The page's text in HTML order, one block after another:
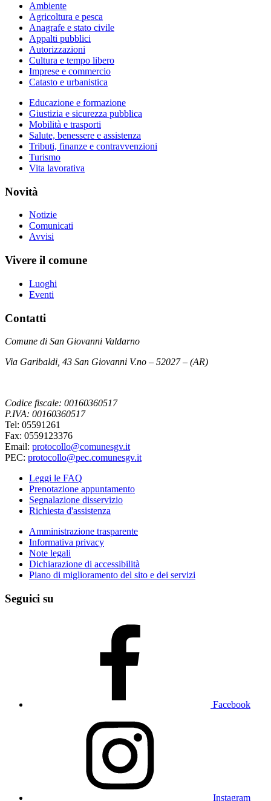
Ambiente
Agricoltura e pesca
Anagrafe e stato civile
Appalti pubblici
Autorizzazioni
Cultura e tempo libero
Imprese e commercio
Catasto e urbanistica
Educazione e formazione
Giustizia e sicurezza pubblica
Mobilità e trasporti
Salute, benessere e assistenza
Tributi, finanze e contravvenzioni
Turismo
Vita lavorativa
Novità
Notizie
Comunicati
Avvisi
Vivere il comune
Luoghi
Eventi
Contatti
Comune di San Giovanni Valdarno
Via Garibaldi, 43 San Giovanni V.no – 52027 – (AR)
Codice fiscale: 00160360517
P.IVA: 00160360517
Tel: 05591261
Fax: 0559123376
Email: protocollo@comunesgv.it
PEC: protocollo@pec.comunesgv.it
Leggi le FAQ
Prenotazione appuntamento
Segnalazione disservizio
Richiesta d'assistenza
Amministrazione trasparente
Informativa privacy
Note legali
Dichiarazione di accessibilità
Piano di miglioramento del sito e dei servizi
Seguici su
Facebook
Instagram